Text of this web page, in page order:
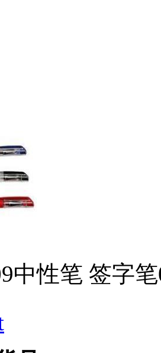
中性笔 签字笔